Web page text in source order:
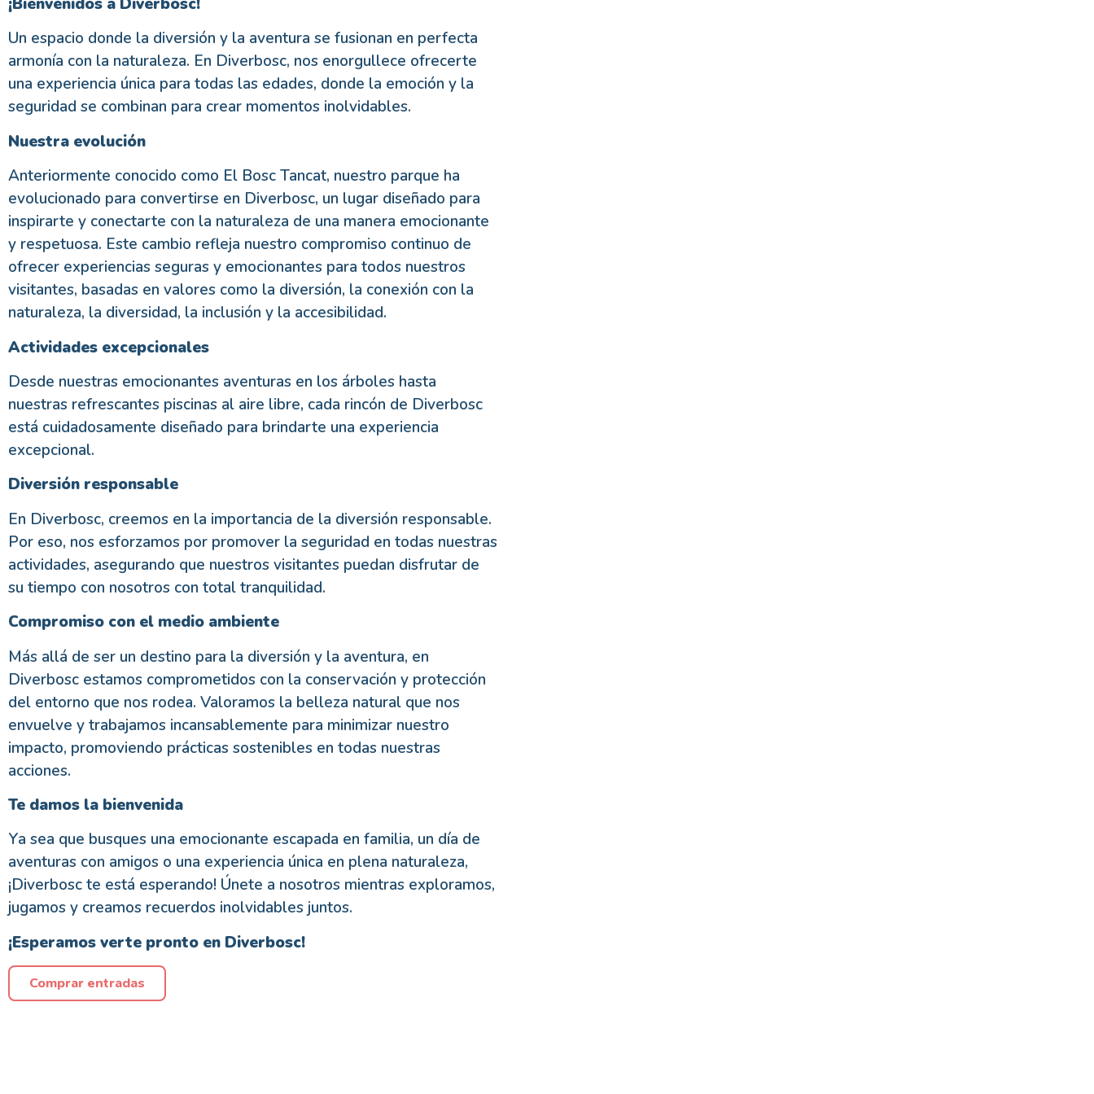
Un espacio donde la diversión y la aventura se fusionan en perfecta
armonía con la naturaleza. En Diverbosc, nos enorgullece ofrecerte
una experiencia única para todas las edades, donde la emoción y la
seguridad se combinan para crear momentos inolvidables.
Nuestra evolución
Anteriormente conocido como El Bosc Tancat, nuestro parque ha
evolucionado para convertirse en Diverbosc, un lugar diseñado para
inspirarte y conectarte con la naturaleza de una manera emocionante
y respetuosa. Este cambio refleja nuestro compromiso continuo de
ofrecer experiencias seguras y emocionantes para todos nuestros
visitantes, basadas en valores como la diversión, la conexión con la
naturaleza, la diversidad, la inclusión y la accesibilidad.
Actividades excepcionales
Desde nuestras emocionantes aventuras en los árboles hasta
nuestras refrescantes piscinas al aire libre, cada rincón de Diverbosc
está cuidadosamente diseñado para brindarte una experiencia
excepcional.
Diversión responsable
En Diverbosc, creemos en la importancia de la diversión responsable.
Por eso, nos esforzamos por promover la seguridad en todas nuestras
actividades, asegurando que nuestros visitantes puedan disfrutar de
su tiempo con nosotros con total tranquilidad.
Compromiso con el medio ambiente
Más allá de ser un destino para la diversión y la aventura, en
Diverbosc estamos comprometidos con la conservación y protección
del entorno que nos rodea. Valoramos la belleza natural que nos
envuelve y trabajamos incansablemente para minimizar nuestro
impacto, promoviendo prácticas sostenibles en todas nuestras
acciones.
Te damos la bienvenida
Ya sea que busques una emocionante escapada en familia, un día de
aventuras con amigos o una experiencia única en plena naturaleza,
¡Diverbosc te está esperando! Únete a nosotros mientras exploramos,
jugamos y creamos recuerdos inolvidables juntos.
¡Esperamos verte pronto en Diverbosc!
Comprar entradas